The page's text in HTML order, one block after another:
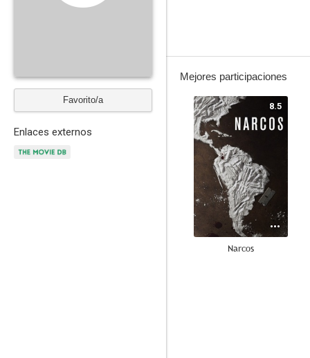
Favorito/a
Enlaces externos
Mejores participaciones
8.5
Narcos